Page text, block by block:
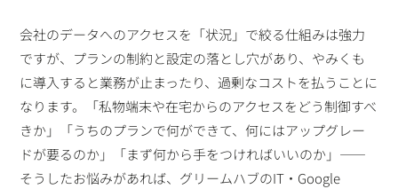
会社のデータへのアクセスを「状況」で絞る仕組みは強力
ですが、プランの制約と設定の落とし穴があり、やみくも
に導入すると業務が止まったり、過剰なコストを払うことに
なります。「私物端末や在宅からのアクセスをどう制御すべ
きか」「うちのプランで何ができて、何にはアップグレー
ドが要るのか」「まず何から手をつければいいのか」——
そうしたお悩みがあれば、グリームハブのIT・Google